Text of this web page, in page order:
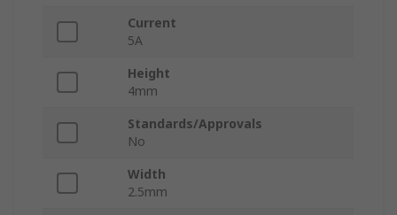
Current
5A
Height
4mm
Standards/Approvals
No
Width
2.5mm